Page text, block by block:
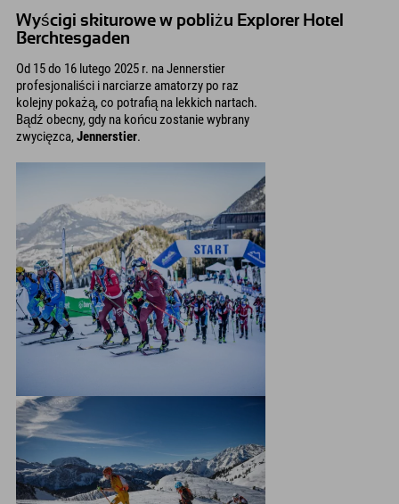
Wyścigi skiturowe w pobliżu Explorer Hotel
Berchtesgaden
Od 15 do 16 lutego 2025 r. na Jennerstier
profesjonaliści i narciarze amatorzy po raz
kolejny pokażą, co potrafią na lekkich nartach.
Bądź obecny, gdy na końcu zostanie wybrany
zwycięzca,Jennerstier.